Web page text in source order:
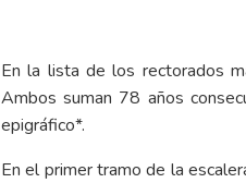
En la lista de los rectorados
Ambos suman 78 años
epigráfico*.
En el primer tramo de la